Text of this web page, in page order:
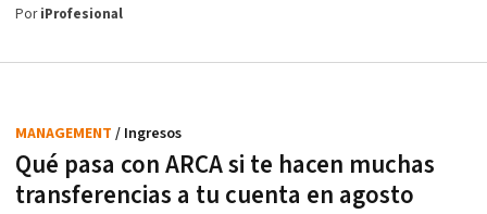
PoriProfesional
Qué pasa con ARCA si te hacen muchas
transferencias a tu cuenta en agosto
MANAGEMENT / Ingresos